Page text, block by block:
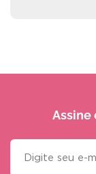
Assine